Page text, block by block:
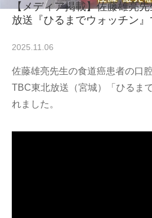
【メディア掲載】佐藤雄亮
放送『ひるまでウォッチン』
2025.11.06
佐藤雄亮先生の食道癌患者の口
TBC東北放送（宮城）「ひるま
れました。